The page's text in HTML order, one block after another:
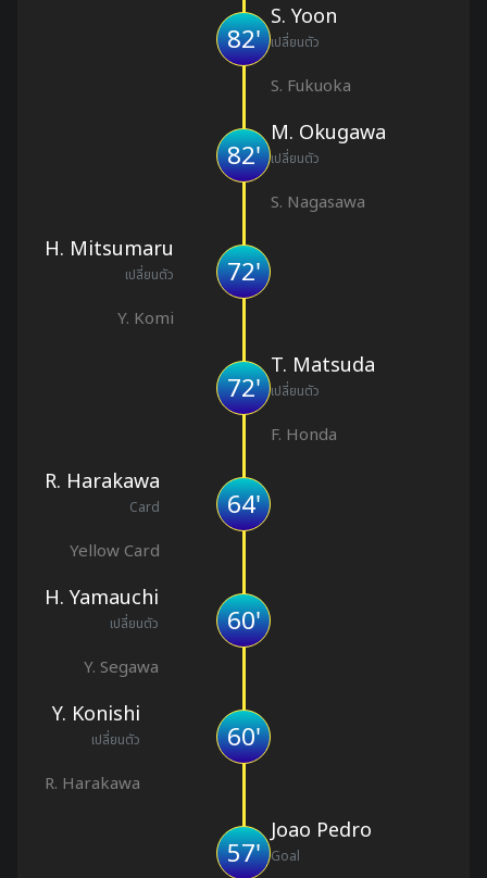
82'
S. Yoon
เปลี่ยนตัว
S. Fukuoka
82'
M. Okugawa
เปลี่ยนตัว
S. Nagasawa
72'
H. Mitsumaru
เปลี่ยนตัว
Y. Komi
72'
T. Matsuda
เปลี่ยนตัว
F. Honda
64'
R. Harakawa
Card
Yellow Card
60'
H. Yamauchi
เปลี่ยนตัว
Y. Segawa
60'
Y. Konishi
เปลี่ยนตัว
R. Harakawa
57'
Joao Pedro
Goal